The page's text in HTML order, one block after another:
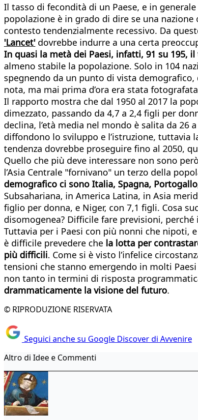
Il tasso di fecondità di un Paese, e in
popolazione è in grado di dire se una
contesto tendenzialmente recessivo. Da
'Lancet' dovrebbe indurre a una certa
In quasi la metà dei Paesi, infatti, 91 su 195,
almeno stabile la popolazione. Solo in 104
spegnendo da un punto di vista
nota, ma mai prima d’ora era stata
Il rapporto mostra che dal 1950 al 2017 la
dimezzato, passando da 4,7 a 2,4 figli per
declina, l’età media nel mondo è salita da
diffondono lo sviluppo e l’istruzione, tuttavia
tendenza dovrebbe proseguire fino al 2050,
Quello che più deve interessare non sono
l’Asia Centrale "fornivano" un terzo della
demografico ci sono Italia, Spagna,
Subsahariana, in America Latina, in Asia
figlio per donna, e Niger, con 7,1 figli. Cosa
disomogenea? Difficile fare previsioni,
Tuttavia per i Paesi con più nonni che nipoti,
è difficile prevedere che la lotta per
più difficili. Come si è visto l’infelice
tensioni che stanno emergendo in molti
non tanto in termini di risposta
drammaticamente la visione del futuro.
© RIPRODUZIONE RISERVATA
Seguici anche su Google Discover di Avvenire
Altro di Idee e Commenti